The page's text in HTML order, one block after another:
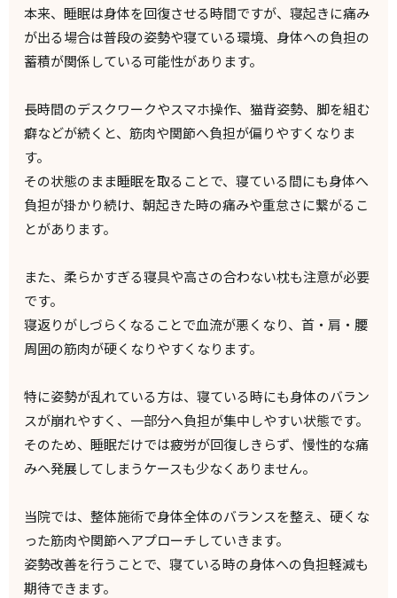
本来、睡眠は身体を回復させる時間ですが、寝起きに痛み
が出る場合は普段の姿勢や寝ている環境、身体への負担の
蓄積が関係している可能性があります。
長時間のデスクワークやスマホ操作、猫背姿勢、脚を組む
癖などが続くと、筋肉や関節へ負担が偏りやすくなりま
す。
その状態のまま睡眠を取ることで、寝ている間にも身体へ
負担が掛かり続け、朝起きた時の痛みや重怠さに繋がるこ
とがあります。
また、柔らかすぎる寝具や高さの合わない枕も注意が必要
です。
寝返りがしづらくなることで血流が悪くなり、首・肩・腰
周囲の筋肉が硬くなりやすくなります。
特に姿勢が乱れている方は、寝ている時にも身体のバラン
スが崩れやすく、一部分へ負担が集中しやすい状態です。
そのため、睡眠だけでは疲労が回復しきらず、慢性的な痛
みへ発展してしまうケースも少なくありません。
当院では、整体施術で身体全体のバランスを整え、硬くな
った筋肉や関節へアプローチしていきます。
姿勢改善を行うことで、寝ている時の身体への負担軽減も
期待できます。